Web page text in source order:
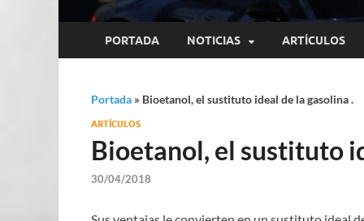
PORTADA NOTICIAS ARTÍCULOS
Portada » Bioetanol, el sustituto ideal de la gasolina .
ARTÍCULOS
Bioetanol, el sustituto
30/04/2018